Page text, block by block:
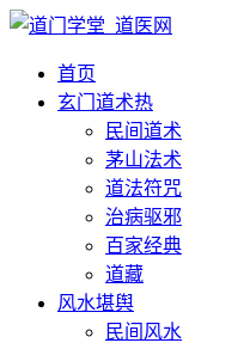
首页
玄门道术热
民间道术
茅山法术
道法符咒
治病驱邪
百家经典
道藏
风水堪舆
民间风水